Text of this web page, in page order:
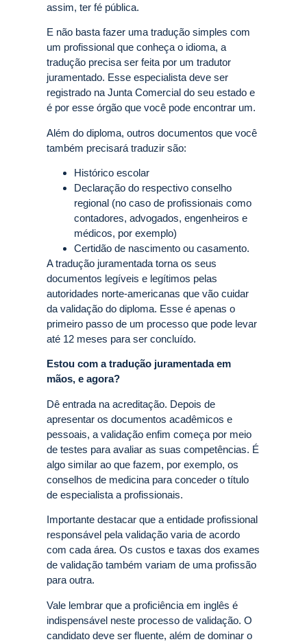
assim, ter fé pública.
E não basta fazer uma tradução simples com
um profissional que conheça o idioma, a
tradução precisa ser feita por um tradutor
juramentado. Esse especialista deve ser
registrado na Junta Comercial do seu estado e
é por esse órgão que você pode encontrar um.
Além do diploma, outros documentos que você
também precisará traduzir são:
Histórico escolar
Declaração do respectivo conselho
regional (no caso de profissionais como
contadores, advogados, engenheiros e
médicos, por exemplo)
Certidão de nascimento ou casamento.
A tradução juramentada torna os seus
documentos legíveis e legítimos pelas
autoridades norte-americanas que vão cuidar
da validação do diploma. Esse é apenas o
primeiro passo de um processo que pode levar
até 12 meses para ser concluído.
Estou com a tradução juramentada em
mãos, e agora?
Dê entrada na acreditação. Depois de
apresentar os documentos acadêmicos e
pessoais, a validação enfim começa por meio
de testes para avaliar as suas competências. É
algo similar ao que fazem, por exemplo, os
conselhos de medicina para conceder o título
de especialista a profissionais.
Importante destacar que a entidade profissional
responsável pela validação varia de acordo
com cada área. Os custos e taxas dos exames
de validação também variam de uma profissão
para outra.
Vale lembrar que a proficiência em inglês é
indispensável neste processo de validação. O
candidato deve ser fluente, além de dominar o